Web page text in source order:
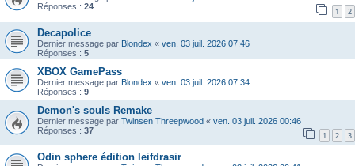
Réponses : 24 1 2
Decapolice
Dernier message par Blondex « ven. 03 juil. 2026 07:46
Réponses : 5
XBOX GamePass
Dernier message par Blondex « ven. 03 juil. 2026 07:34
Réponses : 9
Demon's souls Remake
Dernier message par Twinsen Threepwood « ven. 03 juil. 2026 00:46
Réponses : 37 1 2 3
Odin sphere édition leifdrasir